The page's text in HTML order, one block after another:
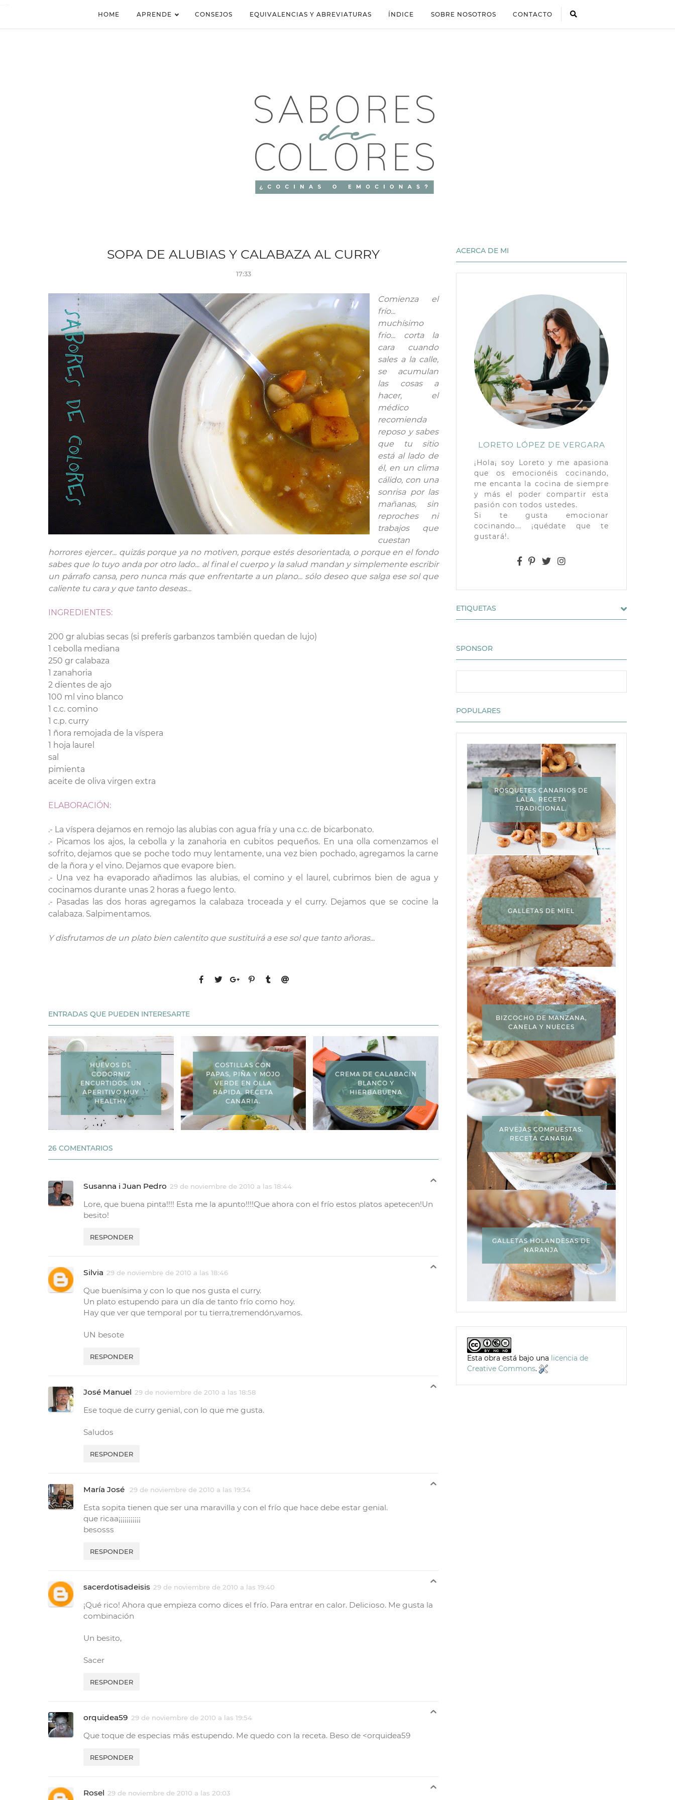
HOME APRENDE CONSEJOS EQUIVALENCIAS Y ABREVIATURAS ÍNDICE SOBRE NOSOTROS CONTACTO
SOPA DE ALUBIAS Y CALABAZA AL CURRY
17:33
Comienza el
frío...
muchísimo
frio... corta la
cara cuando
sales a la calle,
se acumulan
las cosas a
hacer, el
médico
recomienda
reposo y sabes
que tu sitio
está al lado de
él, en un clima
cálido, con una
sonrisa por las
mañanas, sin
reproches ni
trabajos que
cuestan
horrores ejercer... quizás porque ya no motiven, porque estés desorientada, o porque en el fondo
sabes que lo tuyo anda por otro lado... al final el cuerpo y la salud mandan y simplemente escribir
un párrafo cansa, pero nunca más que enfrentarte a un plano... sólo deseo que salga ese sol que
caliente tu cara y que tanto deseas...
INGREDIENTES:
200 gr alubias secas (si preferís garbanzos también quedan de lujo)
1 cebolla mediana
250 gr calabaza
1 zanahoria
2 dientes de ajo
100 ml vino blanco
1 c.c. comino
1 c.p. curry
1 ñora remojada de la víspera
1 hoja laurel
sal
pimienta
aceite de oliva virgen extra
ELABORACIÓN:
.- La víspera dejamos en remojo las alubias con agua fría y una c.c. de bicarbonato.
.- Picamos los ajos, la cebolla y la zanahoria en cubitos pequeños. En una olla comenzamos el
sofrito, dejamos que se poche todo muy lentamente, una vez bien pochado, agregamos la carne
de la ñora y el vino. Dejamos que evapore bien.
.- Una vez ha evaporado añadimos las alubias, el comino y el laurel, cubrimos bien de agua y
cocinamos durante unas 2 horas a fuego lento.
.- Pasadas las dos horas agregamos la calabaza troceada y el curry. Dejamos que se cocine la
calabaza. Salpimentamos.
Y disfrutamos de un plato bien calentito que sustituirá a ese sol que tanto añoras...
ENTRADAS QUE PUEDEN INTERESARTE
HUEVOS DE
CODORNIZ
ENCURTIDOS. UN
APERITIVO MUY
HEALTHY
COSTILLAS CON
PAPAS, PIÑA Y MOJO
VERDE EN OLLA
RÁPIDA. RECETA
CANARIA.
CREMA DE CALABACÍN
BLANCO Y
HIERBABUENA
26 COMENTARIOS
Susanna i Juan Pedro 29 de noviembre de 2010 a las 18:44
Lore, que buena pinta!!!! Esta me la apunto!!!!Que ahora con el frío estos platos apetecen!Un
besito!
RESPONDER
Silvia 29 de noviembre de 2010 a las 18:46
Que buenísima y con lo que nos gusta el curry.
Un plato estupendo para un día de tanto frío como hoy.
Hay que ver que temporal por tu tierra,tremendón,vamos.
UN besote
RESPONDER
José Manuel 29 de noviembre de 2010 a las 18:58
Ese toque de curry genial, con lo que me gusta.
Saludos
RESPONDER
María José 29 de noviembre de 2010 a las 19:34
Esta sopita tienen que ser una maravilla y con el frío que hace debe estar genial.
que ricaa¡¡¡¡¡¡¡¡¡¡¡
besosss
RESPONDER
sacerdotisadeisis 29 de noviembre de 2010 a las 19:40
¡Qué rico! Ahora que empieza como dices el frío. Para entrar en calor. Delicioso. Me gusta la
combinación
Un besito,
Sacer
RESPONDER
orquidea59 29 de noviembre de 2010 a las 19:54
Que toque de especias más estupendo. Me quedo con la receta. Beso de <orquidea59
RESPONDER
Rosel 29 de noviembre de 2010 a las 20:03
ACERCA DE MI
LORETO LÓPEZ DE VERGARA
¡Hola¡ soy Loreto y me apasiona
que os emocionéis cocinando,
me encanta la cocina de siempre
y más el poder compartir esta
pasión con todos ustedes.
Si te gusta emocionar
cocinando... ¡quédate que te
gustará!.
ETIQUETAS
SPONSOR
POPULARES
ROSQUETES CANARIOS DE
LALA. RECETA
TRADICIONAL.
GALLETAS DE MIEL
BIZCOCHO DE MANZANA,
CANELA Y NUECES
ARVEJAS COMPUESTAS.
RECETA CANARIA
GALLETAS HOLANDESAS DE
NARANJA
Esta obra está bajo una licencia de
Creative Commons.